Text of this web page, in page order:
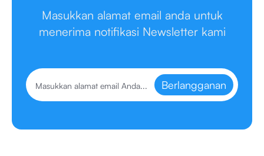
Masukkan alamat email anda untuk
menerima notifikasi Newsletter kami
Berlangganan